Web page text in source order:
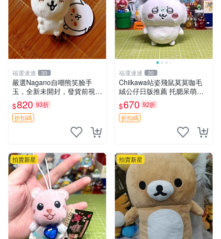
福運連連 30
嚴選Nagano自嘲熊笑臉手
玉，全新未開封，發貨前視頻
確認，海南 廣西 貴州 嚴選N
agano自嘲熊笑臉手玉，全新
未開封，發貨前視頻確認，四
$820 93折
折扣碼
福運連連 30
Chiikawa站姿飛鼠莫莫咖毛
絨公仔日版推薦 托腮呆萌可
愛 15cm豆袋底部 當代嚴選
毛絨玩具 公仔 莫莫卡 像人
$670 92折
折扣碼
拍賣新星 拍賣新星